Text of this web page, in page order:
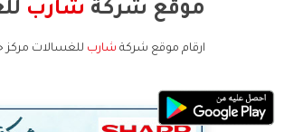
موقع شركة شارب
ارقام موقع شركة شارب للغسالات